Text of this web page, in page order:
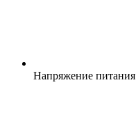
Напряжение питания